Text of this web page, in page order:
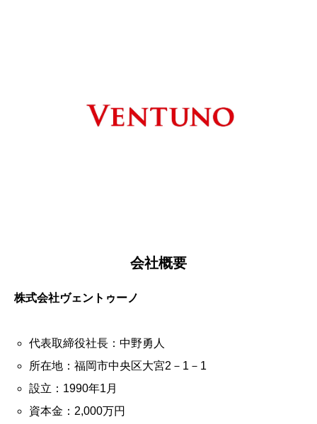
会社概要
株式会社ヴェントゥーノ
代表取締役社長：中野勇人
所在地：福岡市中央区大宮2－1－1
設立：1990年1月
資本金：2,000万円